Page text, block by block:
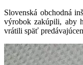
Slovenská obchodná
výrobok zakúpili, aby
vrátili späť